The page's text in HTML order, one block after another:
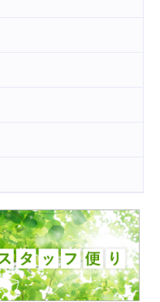
古池運動広場